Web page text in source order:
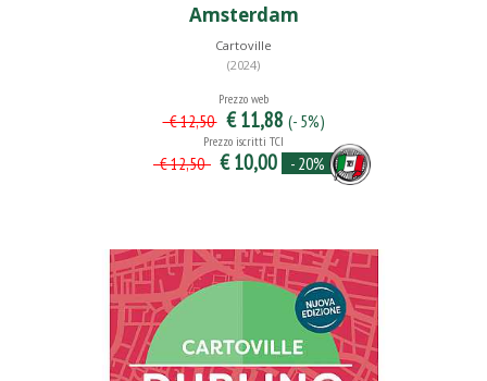
Amsterdam
Cartoville
(2024)
Prezzo web
€ 12,50 € 11,88 (- 5%)
Prezzo iscritti TCI
€ 12,50 € 10,00 - 20%